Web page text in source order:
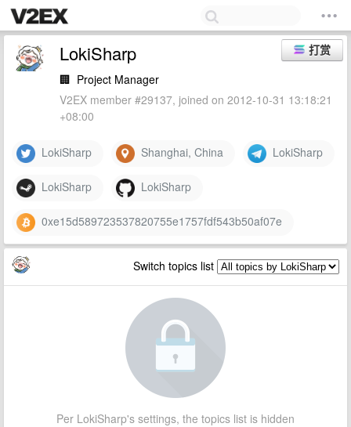
打赏
LokiSharp
🏢 Project Manager
V2EX member #29137, joined on 2012-10-31 13:18:21
+08:00
LokiSharp Shanghai, China LokiSharp
LokiSharp LokiSharp
0xe15d589723537820755e1757fdf543b50af07e
Switch topics list
Per LokiSharp's settings, the topics list is hidden